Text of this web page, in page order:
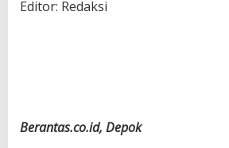
Editor: Redaksi
Berantas.co.id, Depok